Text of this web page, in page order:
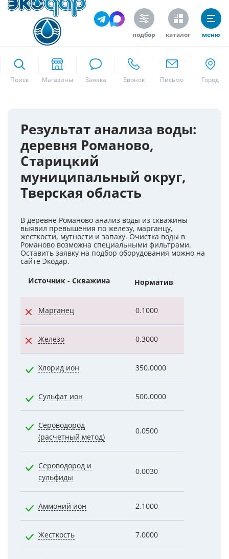
подбор каталог меню
Поиск
Результат анализа воды:
деревня Романово,
Старицкий
муниципальный округ,
Тверская область
В деревне Романово анализ воды из скважины
выявил превышения по железу, марганцу,
жесткости, мутности и запаху. Очистка воды в
Романово возможна специальными фильтрами.
Оставить заявку на подбор оборудования можно на
сайте Экодар.
Источник - Скважина Норматив
Марганец 0.1000
Железо 0.3000
Хлорид ион 350.0000
Сульфат ион 500.0000
Сероводород
(расчетный метод)
0.0500
Сероводород и
сульфиды
0.0030
Аммоний ион 2.1000
Жесткость 7.0000